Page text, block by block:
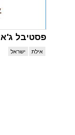
פסטיבל ג'אז
אילת ישראל